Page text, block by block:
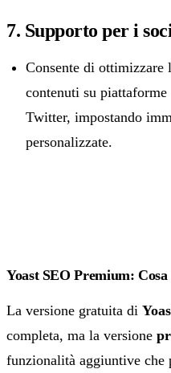
7. Supporto per i
Consente di ottimizzare
contenuti su piattaforme
Twitter, impostando
personalizzate.
Yoast SEO Premium:
La versione gratuita di
completa, ma la versione
funzionalità aggiuntive che